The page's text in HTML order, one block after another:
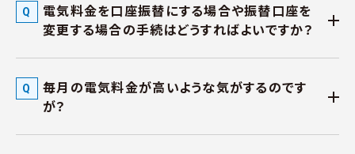
電気料金を口座振替にする場合や振替口座を
変更する場合の手続はどうすればよいですか？
毎月の電気料金が高いような気がするのです
が？